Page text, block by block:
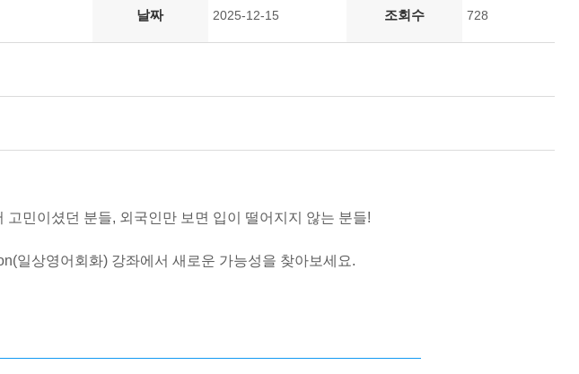
날짜 2025-12-15 조회수 728
민이셨던 분들, 외국인만 보면 입이 떨어지지 않는 분들!
일상영어회화) 강좌에서 새로운 가능성을 찾아보세요.